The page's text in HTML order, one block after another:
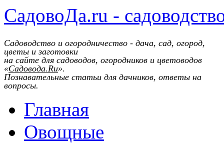
СадовоДа.ru -
Садоводство и огородничество - дача, сад, огород,
цветы и заготовки
на сайте для садоводов, огородников и цветоводов
«Садовода.Ru».
Познавательные статьи для дачников, ответы на
вопросы.
Главная
Овощные